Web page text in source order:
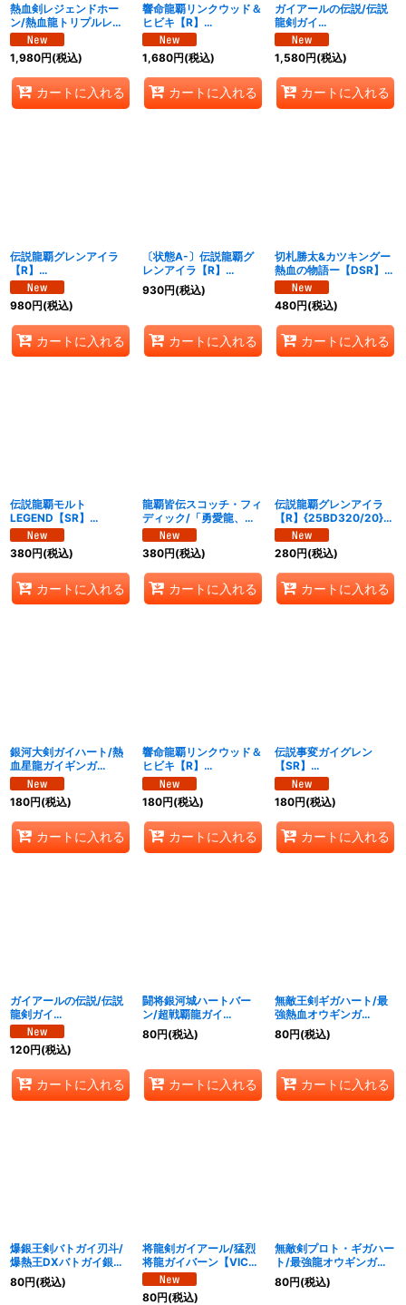
熱血剣レジェンドホー
ン/熱血龍トリプルレジ
ェンド【VR】
{25BD3SP6b/SP8/SP
6a/SP8}《超次元》
1,980円(税込)
カートに入れる
響命龍覇リンクウッド＆
ヒビキ【R】
{25BD3SP7/SP8}
《多》
1,680円(税込)
カートに入れる
ガイアールの伝説/伝説
龍剣ガイ
LEGEND【VIC】
{25BD3SP2b/SP8/SP
2a/SP8}《超次元》
1,580円(税込)
カートに入れる
伝説龍覇グレンアイラ
【R】
{25BD3SP8/SP8}
《多》
980円(税込)
カートに入れる
〔状態A-〕伝説龍覇グ
レンアイラ【R】
{25BD3SP8/SP8}
《多》
930円(税込)
カートに入れる
切札勝太&カツキングー
熱血の物語ー【DSR】
{25BD311/20}《多》
480円(税込)
カートに入れる
伝説龍覇モルト
LEGEND【SR】
{25BD3SP4/SP8}
《多》
380円(税込)
カートに入れる
龍覇皆伝スコッチ・フィ
ディック/「勇愛龍、こ
れぞ爆流の神髄なり」
【VR】
{25BD3SP5/SP8}《自
然》
380円(税込)
カートに入れる
伝説龍覇グレンアイラ
【R】{25BD320/20}
《多》
280円(税込)
カートに入れる
銀河大剣ガイハート/熱
血星龍ガイギンガ
【VV】
{25BD33b/20/3a/20}
《超次元》
180円(税込)
カートに入れる
響命龍覇リンクウッド＆
ヒビキ【R】
{25BD317/20}《多》
180円(税込)
カートに入れる
伝説事変ガイグレン
【SR】
{25BD3SP3/SP8}
《火》
180円(税込)
カートに入れる
ガイアールの伝説/伝説
龍剣ガイ
LEGEND【VIC】
{25BD36b/20/6a/20}
《超次元》
120円(税込)
カートに入れる
闘将銀河城ハートバー
ン/超戦覇龍ガイ
NEXT【VV】
{25BD31b/20/1a/20}
80円(税込)
カートに入れる
無敵王剣ギガハート/最
強熱血オウギンガ
【VV】
{25BD32b/20/2a/20}
80円(税込)
カートに入れる
爆銀王剣バトガイ刃斗/
爆熱王DXバトガイ銀河
【VIC】
{25BD34b/20/4a/20}
80円(税込)
将龍剣ガイアール/猛烈
将龍ガイバーン【VIC】
{25BD35b/20/5a/20}
《超次元》
80円(税込)
無敵剣プロト・ギガハー
ト/最強龍オウギンガ・
ゼロ【VR】
{25BD37b/20/7a/20}
80円(税込)